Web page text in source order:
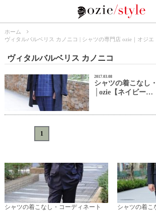
ホーム
ヴィタルバルベリス カノニコ | シャツの専門店 ozie｜オジエ
ヴィタルバルベリス カノニコ
2017.03.08
シャツの着こなし
│ozie【ネイビー…
1
シャツの着こなし・コーディネート
シャツの着こ